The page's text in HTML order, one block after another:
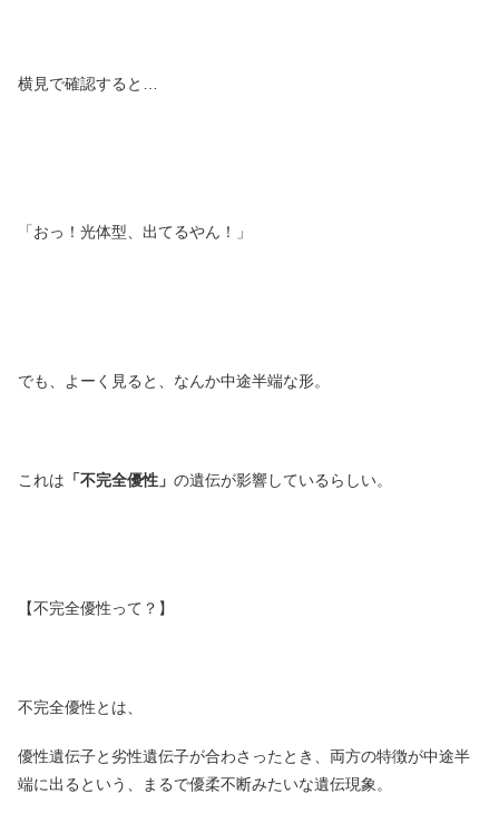
横見で確認すると…
「おっ！光体型、出てるやん！」
でも、よーく見ると、なんか中途半端な形。
これは 「不完全優性」 の遺伝が影響しているらしい。
【不完全優性って？】
不完全優性とは、
優性遺伝子と劣性遺伝子が合わさったとき、両方の特徴が中途半
端に出るという、まるで優柔不断みたいな遺伝現象。